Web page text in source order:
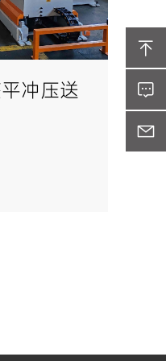
冲压送